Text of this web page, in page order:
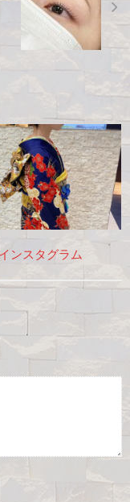
ンスタグラム